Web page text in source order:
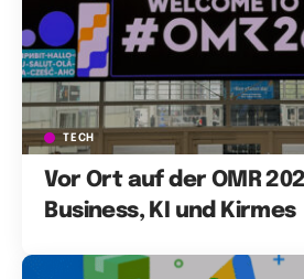
TECH
Vor Ort auf der OMR
Business, KI und Kirmes